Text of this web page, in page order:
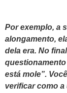
Por exemplo, a
alongamento,
dela era. No
questionamento
está mole”.
verificar como a